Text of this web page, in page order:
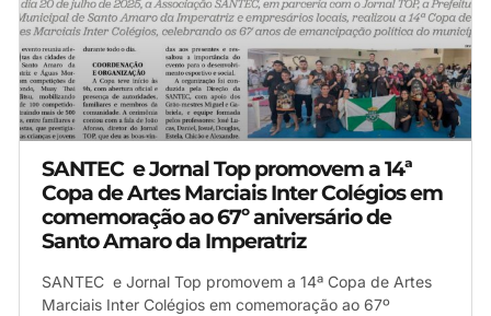
SANTEC e Jornal Top promovem a 14ª
Copa de Artes Marciais Inter Colégios em
comemoração ao 67º aniversário de
Santo Amaro da Imperatriz
SANTEC e Jornal Top promovem a 14ª Copa de Artes
Marciais Inter Colégios em comemoração ao 67º